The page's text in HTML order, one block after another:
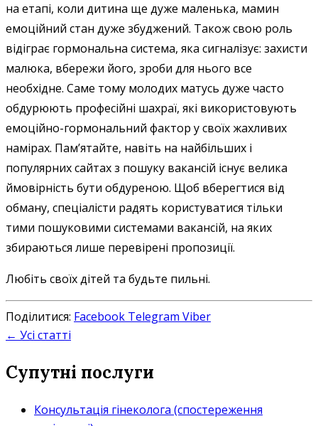
на етапі, коли дитина ще дуже маленька, мамин
емоційний стан дуже збуджений. Також свою роль
відіграє гормональна система, яка сигналізує: захисти
малюка, вбережи його, зроби для нього все
необхідне. Саме тому молодих матусь дуже часто
обдурюють професійні шахраї, які використовують
емоційно-гормональний фактор у своїх жахливих
намірах. Пам’ятайте, навіть на найбільших і
популярних сайтах з пошуку вакансій існує велика
ймовірність бути обдуреною. Щоб вберегтися від
обману, спеціалісти радять користуватися тільки
тими пошуковими системами вакансій, на яких
збираються лише перевірені пропозиції.
Любіть своїх дітей та будьте пильні.
Поділитися: Facebook Telegram Viber
← Усі статті
Супутні послуги
Консультація гінеколога (спостереження